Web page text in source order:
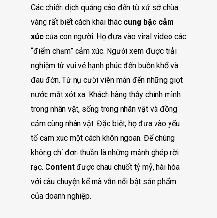
Các chiến dịch quảng cáo đến từ xứ sở chùa
vàng rất biết cách khai thác cung bậc cảm
xúc của con người. Họ đưa vào viral video các
“điểm chạm” cảm xúc. Người xem được trải
nghiệm từ vui vẻ hạnh phúc đến buồn khổ và
đau đớn. Từ nụ cười viên mãn đến những giọt
nước mắt xót xa. Khách hàng thấy chính mình
trong nhân vật, sống trong nhân vật và đồng
cảm cùng nhân vật. Đặc biệt, họ đưa vào yếu
tố cảm xúc một cách khôn ngoan. Để chúng
không chỉ đơn thuần là những mảnh ghép rời
rạc. Content được chau chuốt tỷ mỷ, hài hòa
với câu chuyện kể mà vẫn nổi bật sản phẩm
của doanh nghiệp.